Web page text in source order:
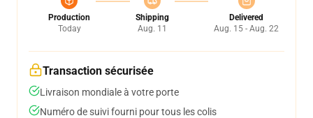
Production
Today
Shipping
Aug. 11
Delivered
Aug. 15 - Aug. 22
Transaction sécurisée
Livraison mondiale à votre porte
Numéro de suivi fourni pour tous les colis